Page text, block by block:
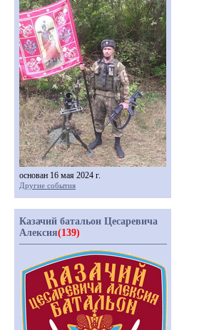
основан 16 мая 2024 г.
Другие события
Казачий батальон Цесаревича
Алексия(139)